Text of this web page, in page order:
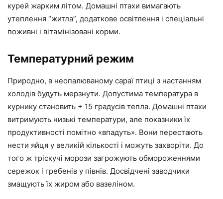
курей жарким літом. Домашні птахи вимагають
утеплення “житла”, додаткове освітлення і спеціальні
поживні і вітамінізовані корми.
Температурний режим
Природно, в неопалюваному сараї птиці з настанням
холодів будуть мерзнути. Допустима температура в
курнику становить + 15 градусів тепла. Домашні птахи
витримують низькі температури, але показники їх
продуктивності помітно «впадуть». Вони перестають
нести яйця у великій кількості і можуть захворіти. До
того ж тріскучі морози загрожують обмороженнями
сережок і гребенів у півнів. Досвідчені заводчики
змащують їх жиром або вазеліном.